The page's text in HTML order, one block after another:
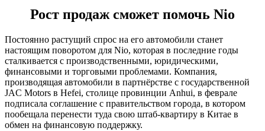
Рост продаж сможет помочь Nio
Постоянно растущий спрос на его автомобили станет
настоящим поворотом для Nio, которая в последние годы
сталкивается с производственными, юридическими,
финансовыми и торговыми проблемами. Компания,
производящая автомобили в партнёрстве с государственной
JAC Motors в Hefei, столице провинции Anhui, в феврале
подписала соглашение с правительством города, в котором
пообещала перенести туда свою штаб-квартиру в Китае в
обмен на финансовую поддержку.